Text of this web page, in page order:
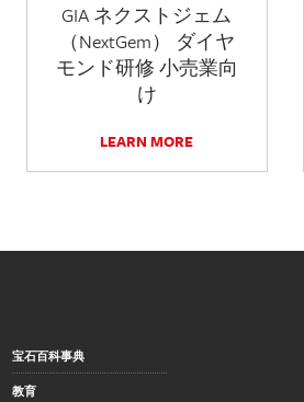
GIA ネクストジェム
（NextGem） ダイヤ
モンド研修 小売業向
け
LEARN MORE
宝石百科事典
教育